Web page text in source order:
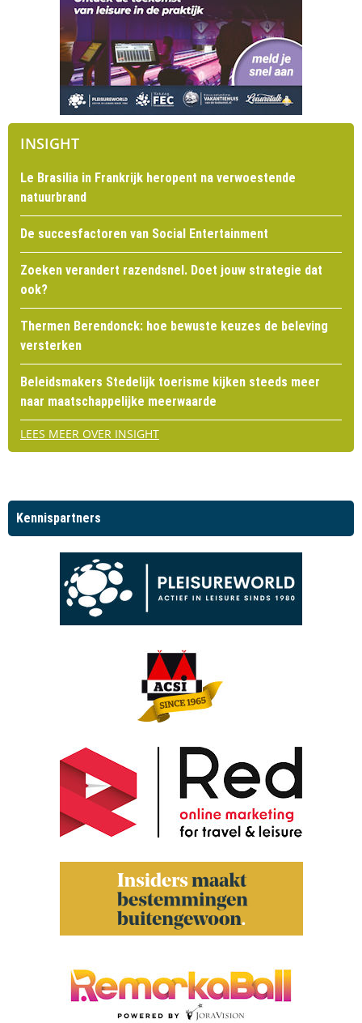
INSIGHT
Le Brasilia in Frankrijk heropent na verwoestende
natuurbrand
De succesfactoren van Social Entertainment
Zoeken verandert razendsnel. Doet jouw strategie dat
ook?
Thermen Berendonck: hoe bewuste keuzes de beleving
versterken
Beleidsmakers Stedelijk toerisme kijken steeds meer
naar maatschappelijke meerwaarde
LEES MEER OVER INSIGHT
Kennispartners